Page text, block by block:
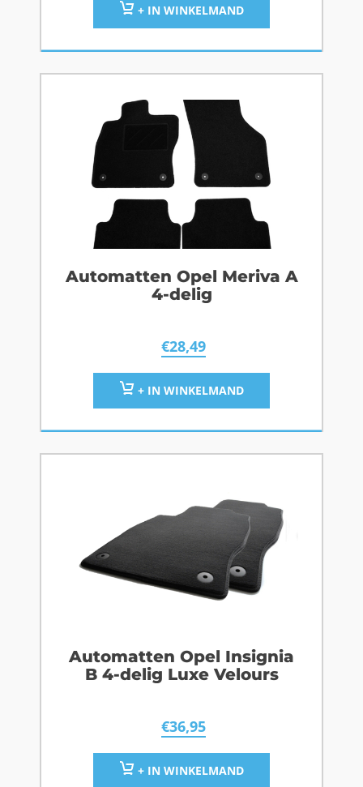
+ IN WINKELMAND
Automatten Opel Meriva A
4-delig
€28,49
+ IN WINKELMAND
Automatten Opel Insignia
B 4-delig Luxe Velours
€36,95
+ IN WINKELMAND